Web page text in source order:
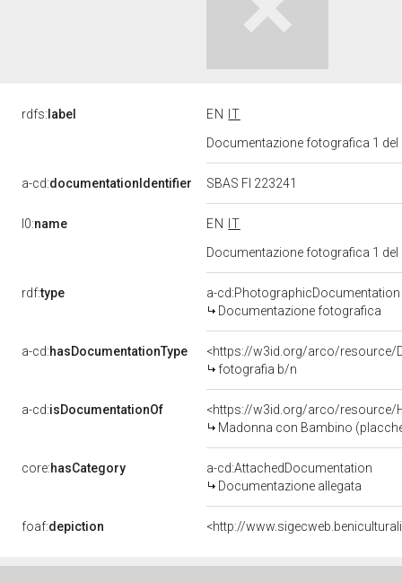
rdfs: label EN
IT
Documentazione fotografica 1
a-cd:documentationIdentifier SBAS FI 223241
l0:name EN
IT
Documentazione fotografica 1
rdf:type
a-cd:PhotographicDocumentation
Documentazione fotografica
a-cd:hasDocumentationType
<https://w3id.org/arco/resource/
fotografia b/n
a-cd:isDocumentationOf
<https://w3id.org/arco/resource/
Madonna con Bambino
core:hasCategory
a-cd:AttachedDocumentation
Documentazione allegata
foaf:depiction <http://